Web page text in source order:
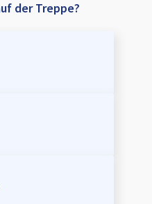
der Treppe?